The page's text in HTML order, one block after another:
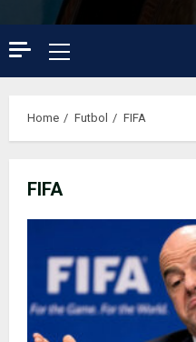
Primary
Menu
Home Futbol FIFA
FIFA